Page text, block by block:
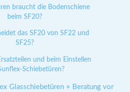
braucht die Bodenschiene
beim SF20?
das SF20 von SF22 und
SF25?
und beim Einstellen
Schiebetüren?
Glasschiebetüren + Beratung vor